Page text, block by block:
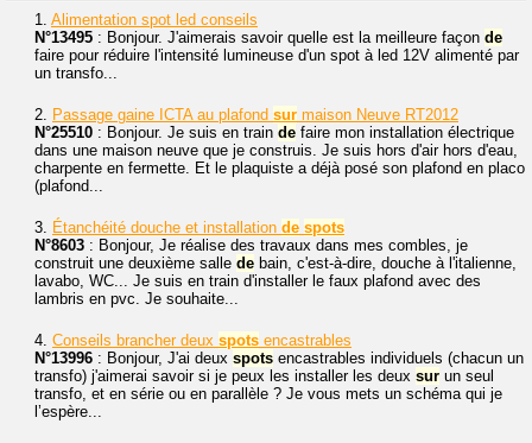
1. Alimentation spot led conseils
N°13495 : Bonjour. J'aimerais savoir quelle est la meilleure façon de
faire pour réduire l'intensité lumineuse d'un spot à led 12V alimenté par
un transfo...
2. Passage gaine ICTA au plafond sur maison Neuve RT2012
N°25510 : Bonjour. Je suis en train de faire mon installation électrique
dans une maison neuve que je construis. Je suis hors d'air hors d'eau,
charpente en fermette. Et le plaquiste a déjà posé son plafond en placo
(plafond...
3. Étanchéité douche et installation de spots
N°8603 : Bonjour, Je réalise des travaux dans mes combles, je
construit une deuxième salle de bain, c'est-à-dire, douche à l'italienne,
lavabo, WC... Je suis en train d'installer le faux plafond avec des
lambris en pvc. Je souhaite...
4. Conseils brancher deux spots encastrables
N°13996 : Bonjour, J'ai deux spots encastrables individuels (chacun un
transfo) j'aimerai savoir si je peux les installer les deux sur un seul
transfo, et en série ou en parallèle ? Je vous mets un schéma qui je
l’espère...